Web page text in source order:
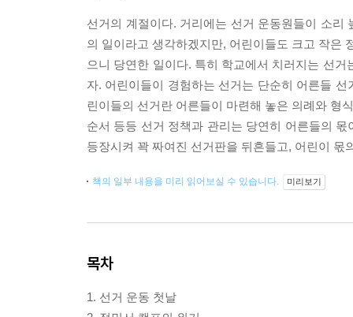
선거의 계절이다. 거리에는 선거 운동원들이 소
의 일이라고 생각하겠지만, 어린이들도 크고 작은
으니 당연한 일이다. 특히 학교에서 치러지는 선
자. 어린이들이 경험하는 선거는 단순히 어른들
린이들의 선거란 어른들이 마련해 놓은 의례와 형
순서 등등 선거 정책과 관리는 당연히 어른들의
등장시켜 꽉 짜여진 선거판을 뒤흔들고, 어린이 몫
책의 일부 내용을 미리 읽어보실 수 있습니다. 미리보기
목차
1. 선거 운동 첫날